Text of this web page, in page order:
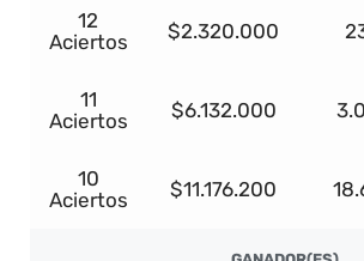
12
Aciertos
$2.320.000
11
Aciertos
$6.132.000
10
Aciertos
$11.176.200